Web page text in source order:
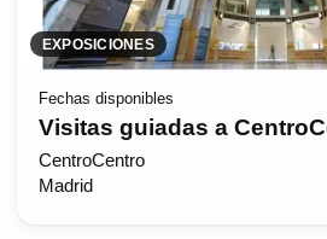
EXPOSICIONES
Fechas disponibles
Visitas guiadas a
CentroCentro
Madrid